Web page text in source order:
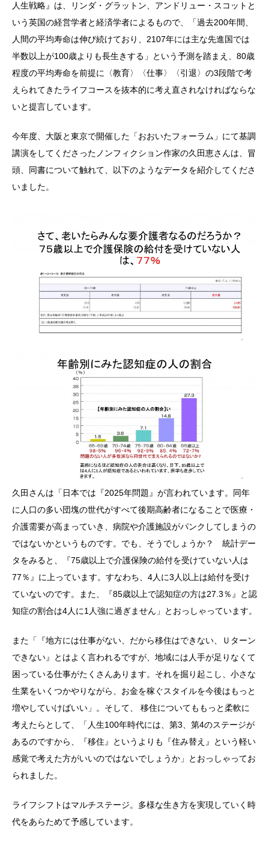
人生戦略』は、リンダ・グラットン、アンドリュー・スコットと
いう英国の経営学者と経済学者によるもので、「過去200年間、
人間の平均寿命は伸び続けており、2107年には主な先進国では
半数以上が100歳よりも長生きする」という予測を踏まえ、80歳
程度の平均寿命を前提に〈教育〉〈仕事〉〈引退〉の3段階で考
えられてきたライフコースを抜本的に考え直されなければならな
いと提言しています。
今年度、大阪と東京で開催した「おおいたフォーラム」にて基調
講演をしてくださったノンフィクション作家の久田恵さんは、冒
頭、同書について触れて、以下のようなデータを紹介してくださ
いました。
久田さんは「日本では『2025年問題』が言われています。同年
に人口の多い団塊の世代がすべて後期高齢者になることで医療・
介護需要が高まっていき、病院や介護施設がパンクしてしまうの
ではないかというものです。でも、そうでしょうか？ 統計デー
タをみると、『75歳以上で介護保険の給付を受けていない人は
77％』に上っています。すなわち、4人に3人以上は給付を受け
ていないのです。また、『85歳以上で認知症の方は27.3％』と認
知症の割合は4人に1人強に過ぎません」とおっしゃっています。
また「『地方には仕事がない、だから移住はできない、Ｕターン
できない』とはよく言われるですが、地域には人手が足りなくて
困っている仕事がたくさんあります。それを掘り起こし、小さな
生業をいくつかやりながら、お金を稼ぐスタイルを今後はもっと
増やしていけばいい」。そして、 移住についてももっと柔軟に
考えたらとして、「人生100年時代には、第3、第4のステージが
あるのですから、『移住』というよりも『住み替え』という軽い
感覚で考えた方がいいのではないでしょうか」とおっしゃってお
られました。
ライフシフトはマルチステージ。多様な生き方を実現していく時
代をあらためて予感しています。